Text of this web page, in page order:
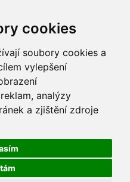
cookies
soubory cookies a
vylepšení
analýzy
a zjištění zdroje